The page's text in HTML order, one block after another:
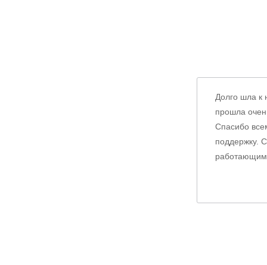
Долго шла к
прошла
Спасибо
поддержку.
работающим